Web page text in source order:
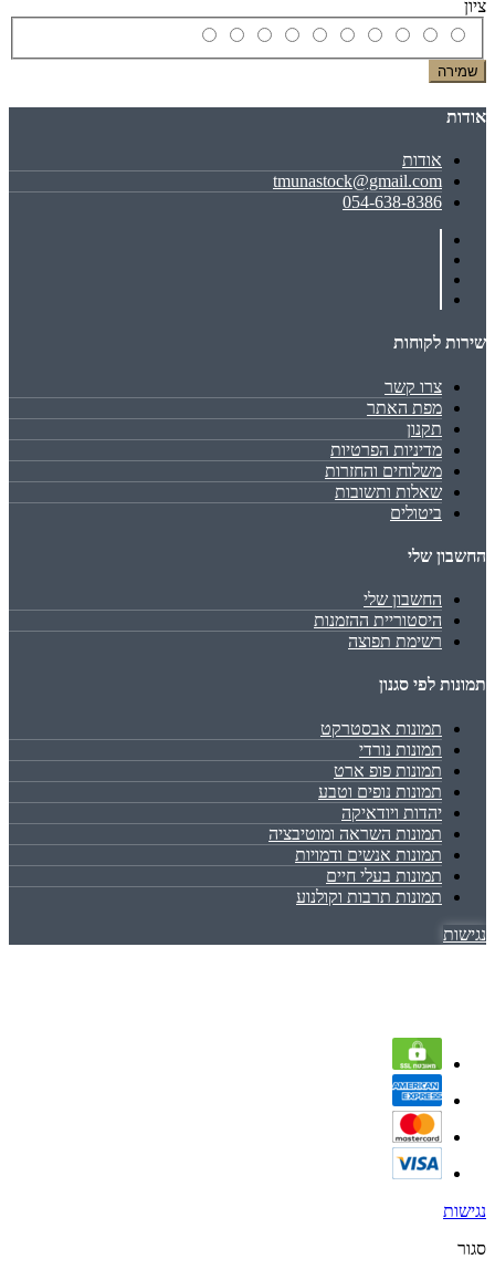
ציון
שמירה
אודות
אודות
tmunastock@gmail.com
054-638-8386
שירות לקוחות
צרו קשר
מפת האתר
תקנון
מדיניות הפרטיות
משלוחים והחזרות
שאלות ותשובות
ביטולים
החשבון שלי
החשבון שלי
היסטוריית ההזמנות
רשימת תפוצה
תמונות לפי סגנון
תמונות אבסטרקט
תמונות נורדי
תמונות פופ ארט
תמונות נופים וטבע
יהדות ויודאיקה
תמונות השראה ומוטיבציה
תמונות אנשים ודמויות
תמונות בעלי חיים
תמונות תרבות וקולנוע
נגישות
נגישות
סגור